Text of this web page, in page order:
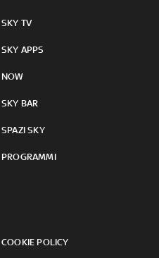
SKY TV
SKY APPS
NOW
SKY BAR
SPAZI SKY
PROGRAMMI
COOKIE POLICY